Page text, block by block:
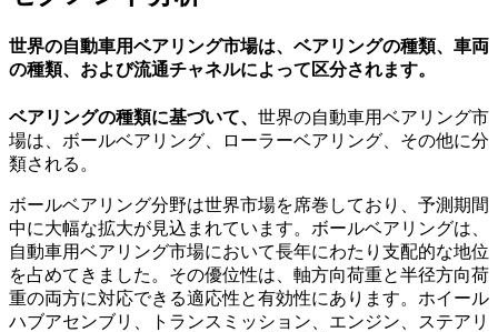
世界の自動車用ベアリング市場は、ベアリングの種類、車両
の種類、および流通チャネルによって区分されます。
ベアリングの種類に基づいて、 世界の自動車用ベアリング市
場は、ボールベアリング、ローラーベアリング、その他に分
類される。
ボールベアリング分野は世界市場を席巻しており、予測期間
中に大幅な拡大が見込まれています。ボールベアリングは、
自動車用ベアリング市場において長年にわたり支配的な地位
を占めてきました。その優位性は、軸方向荷重と半径方向荷
重の両方に対応できる適応性と有効性にあります。ホイール
ハブアセンブリ、トランスミッション、エンジン、ステアリ